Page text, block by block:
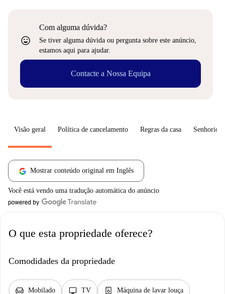
sentiment_very_satisfied
Com alguma dúvida?
Se tiver alguma dúvida ou pergunta sobre este anúncio,
estamos aqui para ajudar.
Contacte a Nossa Equipa
Visão geral Política de cancelamento Regras da casa Senhorio
Mostrar conteúdo original em Inglês
Você está vendo uma tradução automática do anúncio
O que esta propriedade oferece?
Comodidades da propriedade
chair Mobilado tv TV dishwasher_gen Máquina de lavar louça